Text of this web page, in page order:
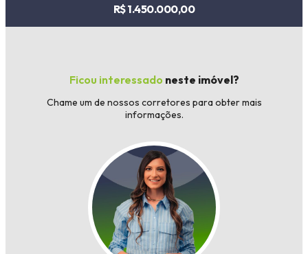
R$ 1.450.000,00
Ficou interessado neste imóvel?
Chame um de nossos corretores para obter mais
informações.